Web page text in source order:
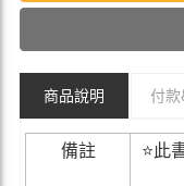
商品說明 付款
備註
⭐此